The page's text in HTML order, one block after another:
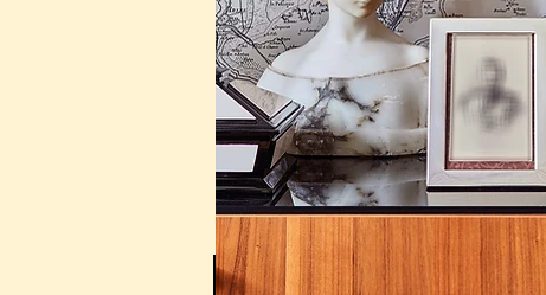
HOME Unsere Preise Rabatt